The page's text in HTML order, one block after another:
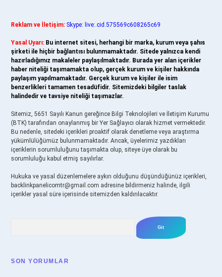
Reklam ve İletişim: Skype: live:.cid.575569c608265c69
Yasal Uyarı: Bu internet sitesi, herhangi bir marka, kurum veya şahıs
şirketi ile hiçbir bağlantısı bulunmamaktadır. Sitede yalnızca kendi
hazırladığımız makaleler paylaşılmaktadır. Burada yer alan içerikler
haber niteliği taşımamakta olup, gerçek kurum ve kişiler hakkında
paylaşım yapılmamaktadır. Gerçek kurum ve kişiler ile isim
benzerlikleri tamamen tesadüfidir. Sitemizdeki bilgiler taslak
halindedir ve tavsiye niteliği taşımazlar.
Sitemiz, 5651 Sayılı Kanun gereğince Bilgi Teknolojileri ve İletişim Kurumu
(BTK) tarafından onaylanmış bir Yer Sağlayıcı olarak hizmet vermektedir.
Bu nedenle, sitedeki içerikleri proaktif olarak denetleme veya araştırma
yükümlülüğümüz bulunmamaktadır. Ancak, üyelerimiz yazdıkları
içeriklerin sorumluluğunu taşımakta olup, siteye üye olarak bu
sorumluluğu kabul etmiş sayılırlar.
Hukuka ve yasal düzenlemelere aykırı olduğunu düşündüğünüz içerikleri,
backlinkpanelicomtr@gmail.com adresine bildirmeniz halinde, ilgili
içerikler yasal süre içerisinde sitemizden kaldırılacaktır.
SON YORUMLAR